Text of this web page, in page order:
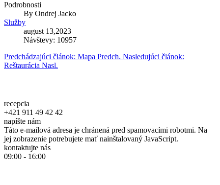
Podrobnosti
By Ondrej Jacko
Služby
august 13,2023
Návštevy: 10957
Predchádzajúci článok: Mapa Predch. Nasledujúci článok:
Reštaurácia Nasl.
recepcia
+421 911 49 42 42
napíšte nám
Táto e-mailová adresa je chránená pred spamovacími robotmi. Na
jej zobrazenie potrebujete mať nainštalovaný JavaScript.
kontaktujte nás
09:00 - 16:00